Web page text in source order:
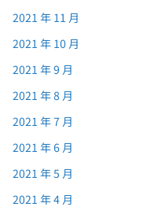
2021 年 11 月
2021 年 10 月
2021 年 9 月
2021 年 8 月
2021 年 7 月
2021 年 6 月
2021 年 5 月
2021 年 4 月